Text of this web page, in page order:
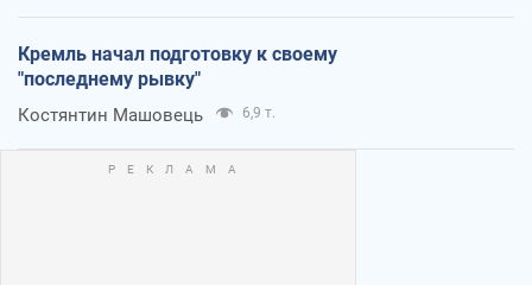
Кремль начал подготовку к своему
"последнему рывку"
Костянтин Машовець 6,9 т.